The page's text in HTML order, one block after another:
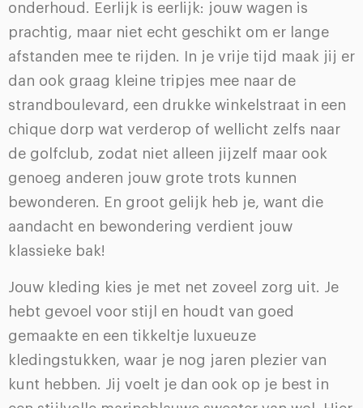
onderhoud. Eerlijk is eerlijk: jouw wagen is
prachtig, maar niet echt geschikt om er lange
afstanden mee te rijden. In je vrije tijd maak jij er
dan ook graag kleine tripjes mee naar de
strandboulevard, een drukke winkelstraat in een
chique dorp wat verderop of wellicht zelfs naar
de golfclub, zodat niet alleen jijzelf maar ook
genoeg anderen jouw grote trots kunnen
bewonderen. En groot gelijk heb je, want die
aandacht en bewondering verdient jouw
klassieke bak!
Jouw kleding kies je met net zoveel zorg uit. Je
hebt gevoel voor stijl en houdt van goed
gemaakte en een tikkeltje luxueuze
kledingstukken, waar je nog jaren plezier van
kunt hebben. Jij voelt je dan ook op je best in